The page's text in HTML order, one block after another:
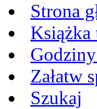
Strona
Książka
Załatw
Szukaj